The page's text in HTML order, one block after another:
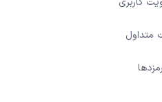
متداول